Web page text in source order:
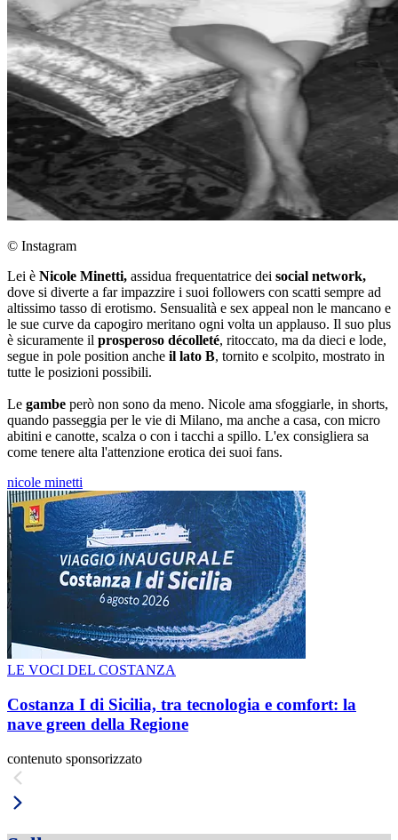
© Instagram
Lei è Nicole Minetti, assidua frequentatrice dei social network,
dove si diverte a far impazzire i suoi followers con scatti sempre ad
altissimo tasso di erotismo. Sensualità e sex appeal non le mancano e
le sue curve da capogiro meritano ogni volta un applauso. Il suo plus
è sicuramente il prosperoso décolleté, ritoccato, ma da dieci e lode,
segue in pole position anche il lato B, tornito e scolpito, mostrato in
tutte le posizioni possibili.
Le gambe però non sono da meno. Nicole ama sfoggiarle, in shorts,
quando passeggia per le vie di Milano, ma anche a casa, con micro
abitini e canotte, scalza o con i tacchi a spillo. L'ex consigliera sa
come tenere alta l'attenzione erotica dei suoi fans.
nicole minetti
LE VOCI DEL COSTANZA
Costanza I di Sicilia, tra tecnologia e comfort: la
nave green della Regione
contenuto sponsorizzato